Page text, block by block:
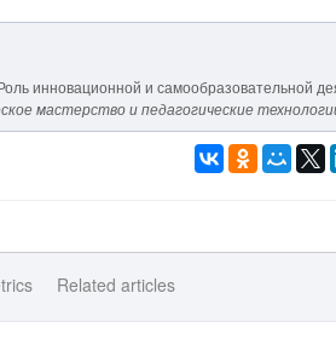
инновационной и самообразовательной
мастерство и педагогические
Related articles